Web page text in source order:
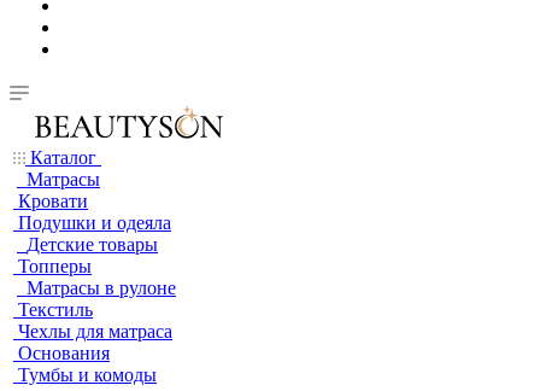
Каталог
Матрасы
Кровати
Подушки и одеяла
Детские товары
Топперы
Матрасы в рулоне
Текстиль
Чехлы для матраса
Основания
Тумбы и комоды